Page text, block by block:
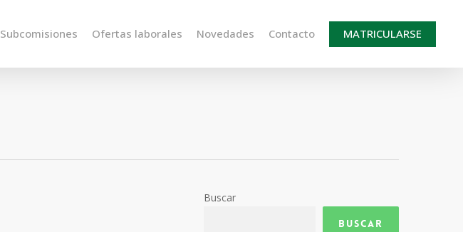
Subcomisiones Ofertas laborales Novedades Contacto MATRICULARSE
Buscar
Buscar